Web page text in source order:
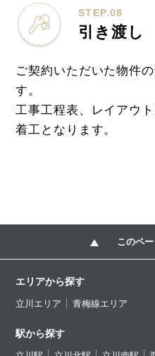
STEP.08
引き渡し
ご契約いただいた物件
す。
工事工程表、レイアウ
着工となります。
このペ
エリアから探す
立川エリア 青梅線エリア
駅から探す